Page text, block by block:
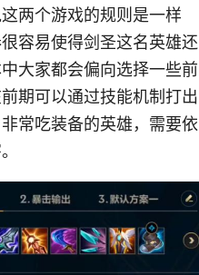
两个游戏的规则是一样
容易使得剑圣这名英雄还
大家都会偏向选择一些前
期可以通过技能机制打出
常吃装备的英雄，需要依